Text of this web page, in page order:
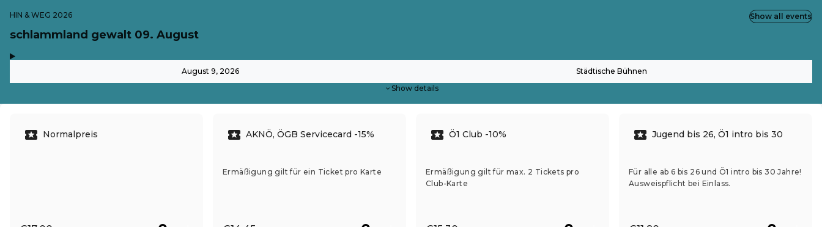
HIN & WEG 2026
schlammland gewalt 09. August
August 9, 2026 Städtische Bühnen
Show details
Show all events
Normalpreis AKNÖ, ÖGB Servicecard -15%
Ermäßigung gilt für ein Ticket pro Karte
Ö1 Club -10%
Ermäßigung gilt für max. 2 Tickets pro
Club-Karte
Jugend bis 26, Ö1 intro bis 30
Für alle ab 6 bis 26 und Ö1 intro bis 30 Jahre!
Ausweispflicht bei Einlass.